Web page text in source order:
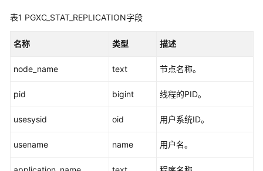
品
绍
计
说
表1 PGXC_STAT_REPLICATION字段
名称 类型 描述
node_name text 节点名称。
pid bigint 线程的PID。
usesysid oid 用户系统ID。
usename name 用户名。